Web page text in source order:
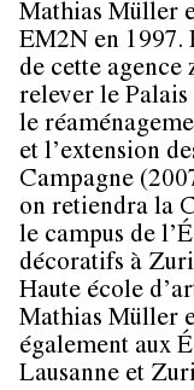
Mathias Müller
EM2N en 1997.
de cette
relever le Palais
le
et l’extension
Campagne
on retiendra la
le campus de
décoratifs à
Haute école
Mathias Müller
également aux
Lausanne et